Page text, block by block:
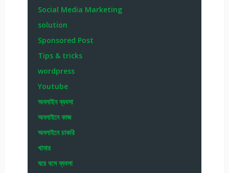
Social Media Marketing
solution
Sponsored Post
Tips & tricks
wordpress
Youtube
অনলাইন ব্যবসা
অনলাইনে কাজ
অনলাইনে চাকরি
খামার
ঘরে বসে ব্যবসা